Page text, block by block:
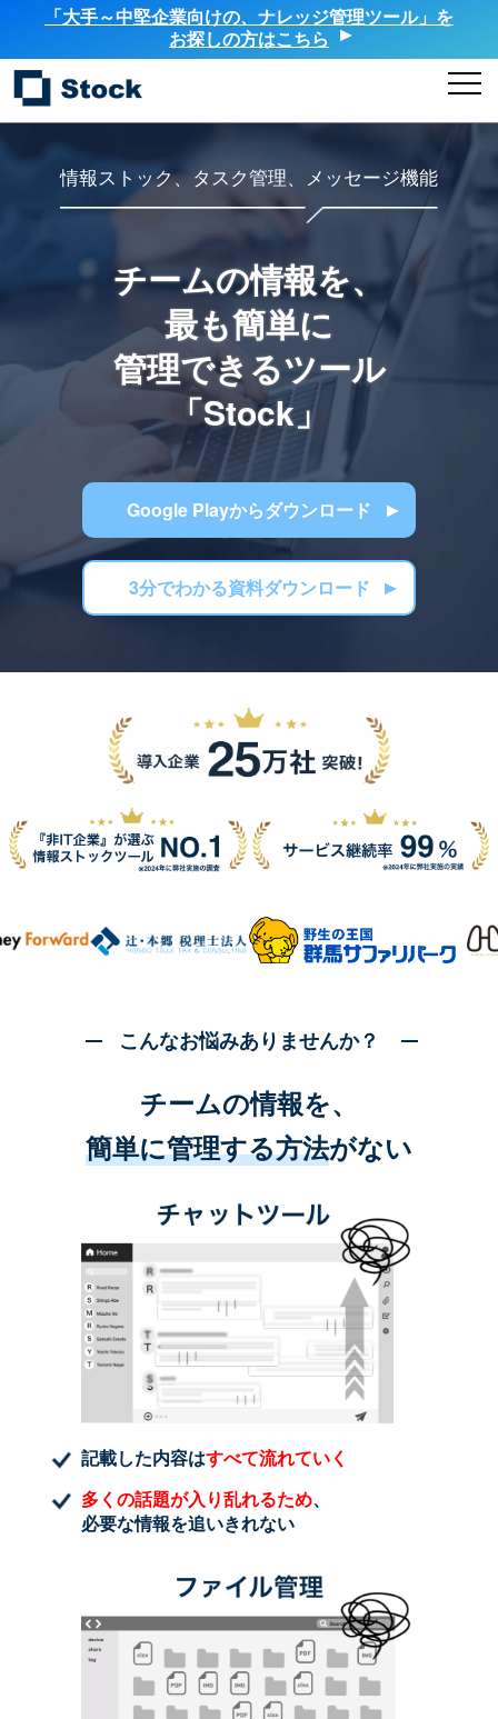
「大手～中堅企業向けの、ナレッジ管理ツール」を
お探しの方はこちら
情報ストック、タスク管理、メッセージ機能
チームの情報を、
最も簡単に
管理できるツール
「Stock」
Google Playからダウンロード
3分でわかる資料ダウンロード
こんなお悩みありませんか？
チームの情報を、
簡単に管理する方法がない
記載した内容はすべて流れていく
多くの話題が入り乱れるため、
必要な情報を追いきれない